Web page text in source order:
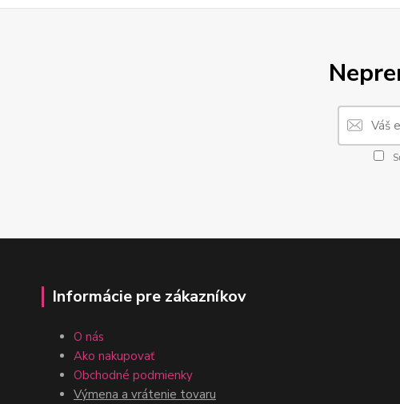
Informácie pre zákazníkov
O nás
Ako nakupovať
Obchodné podmienky
Výmena a vrátenie tovaru